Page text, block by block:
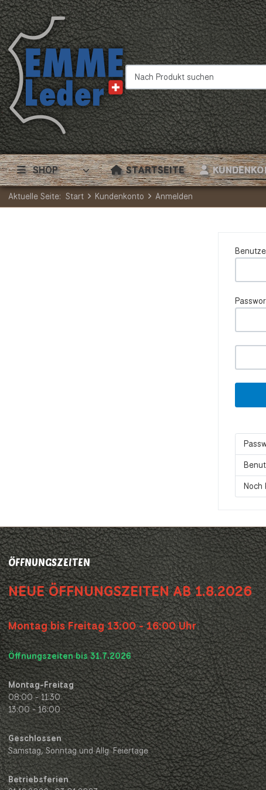
Nach Produkt suchen
SHOP STARTSEITE
Aktuelle Seite: Start Kundenkonto Anmelden
Noch
ÖFFNUNGSZEITEN
NEUE ÖFFNUNGSZEITEN AB 1.8.2026
Montag bis Freitag 13:00 - 16:00 Uhr
Öffnungszeiten bis 31.7.2026
Montag-Freitag
08:00 - 11:30
13:00 - 16:00
Geschlossen
Samstag, Sonntag und Allg. Feiertage
Betriebsferien